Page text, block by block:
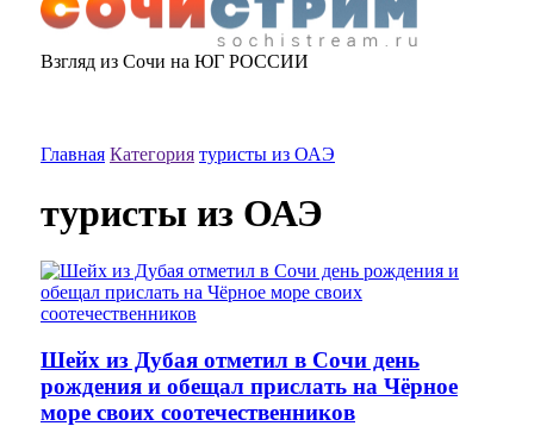
Взгляд из Сочи на ЮГ РОССИИ
Главная Категория туристы из ОАЭ
туристы из ОАЭ
Шейх из Дубая отметил в Сочи день
рождения и обещал прислать на Чёрное
море своих соотечественников